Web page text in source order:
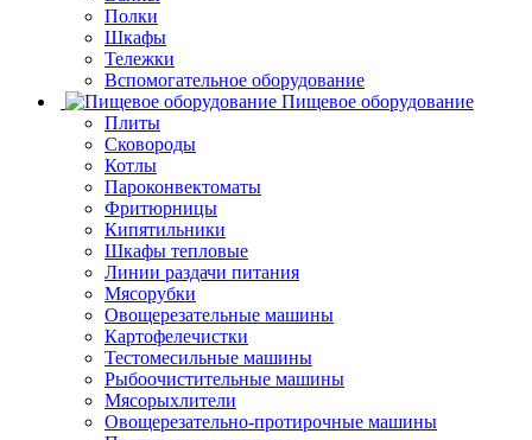
Полки
Шкафы
Тележки
Вспомогательное оборудование
Пищевое оборудование
Плиты
Сковороды
Котлы
Пароконвектоматы
Фритюрницы
Кипятильники
Шкафы тепловые
Линии раздачи питания
Мясорубки
Овощерезательные машины
Картофелечистки
Тестомесильные машины
Рыбоочистительные машины
Мясорыхлители
Овощерезательно-протирочные машины